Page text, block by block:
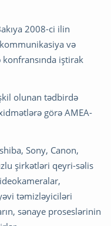
2008-ci ilin
və
iştirak
olunan tədbirdə
görə AMEA-
Sony, Canon,
şirkətləri qeyri-səlis
təmizləyiciləri
sənaye proseslərinin